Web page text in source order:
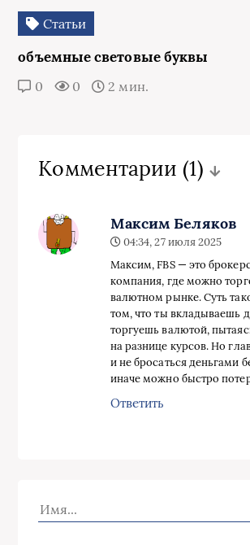
Статьи
объемные световые буквы
0 0 2 мин.
Комментарии (1)
Максим Беляков
04:34, 27 июля 2025
Максим, FBS — это
компания, где можно
валютном рынке. Суть
том, что ты вкладываешь
торгуешь валютой,
на разнице курсов. Но
и не бросаться деньгами
иначе можно быстро
Ответить